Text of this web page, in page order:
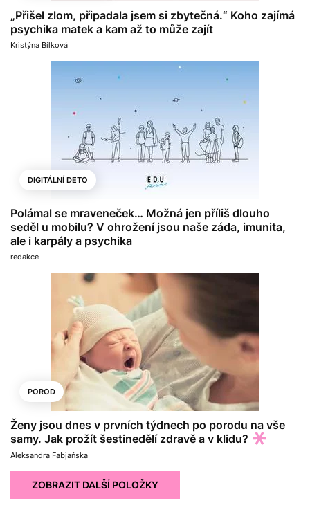
„Přišel zlom, připadala jsem si zbytečná.“ Koho zajímá
psychika matek a kam až to může zajít
Kristýna Bílková
DIGITÁLNÍ DETO
Polámal se mraveneček… Možná jen příliš dlouho
seděl u mobilu? V ohrožení jsou naše záda, imunita,
ale i karpály a psychika
redakce
POROD
Ženy jsou dnes v prvních týdnech po porodu na vše
samy. Jak prožít šestinedělí zdravě a v klidu?
Aleksandra Fabjańska
ZOBRAZIT DALŠÍ POLOŽKY